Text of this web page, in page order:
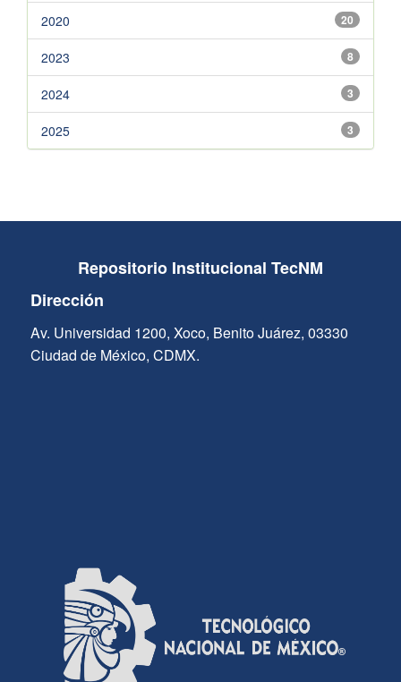
20
2020
8
2023
3
2024
3
2025
Repositorio Institucional TecNM
Dirección
Av. Universidad 1200, Xoco, Benito Juárez, 03330
Ciudad de México, CDMX.